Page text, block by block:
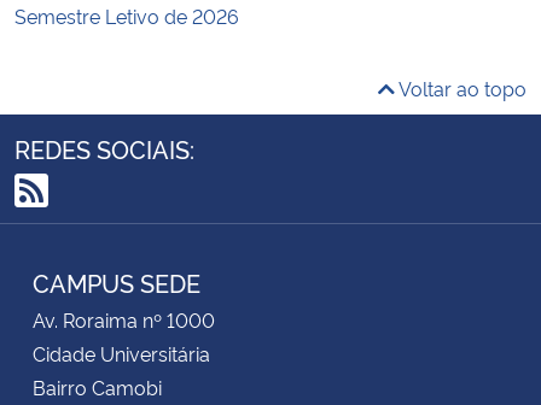
Semestre Letivo de 2026
Voltar ao topo
REDES SOCIAIS:
RSS
CAMPUS SEDE
Av. Roraima nº 1000
Cidade Universitária
Bairro Camobi